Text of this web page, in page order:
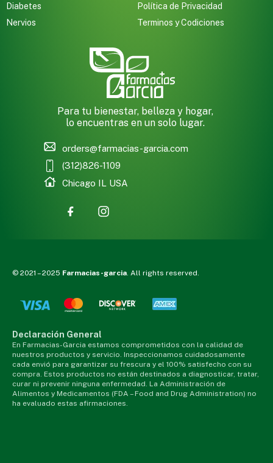
Diabetes
Nervios
Política de Privacidad
Terminos y Codiciones
Para tu bienestar, belleza y hogar,
lo encuentras en un solo lugar.
orders@farmacias-garcia.com
(312)826-1109
Chicago IL USA
© 2021 – 2025 Farmacias-garcia. All rights reserved.
Declaración General
En Farmacias-Garcia estamos comprometidos con la calidad de
nuestros productos y servicio. Inspeccionamos cuidadosamente
cada envió para garantizar su frescura y el 100% satisfecho con su
compra. Estos productos no están destinados a diagnosticar, tratar,
curar ni prevenir ninguna enfermedad. La Administración de
Alimentos y Medicamentos (FDA – Food and Drug Administration) no
ha evaluado estas afirmaciones.